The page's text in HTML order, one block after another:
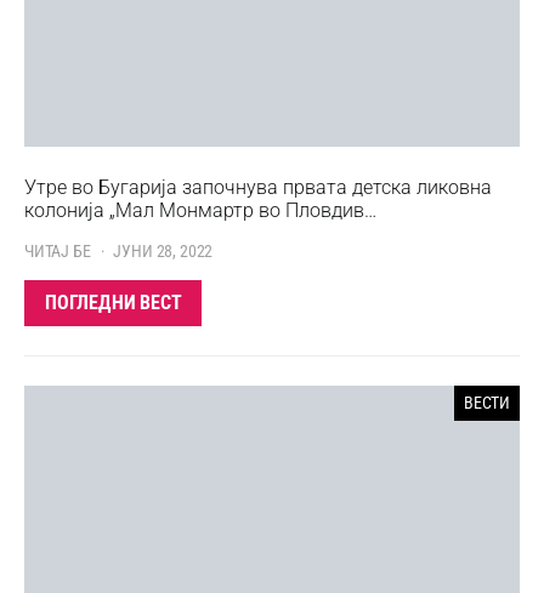
Утре во Бугарија започнува првата детска ликовна
колонија „Мал Монмартр во Пловдив…
ЧИТАЈ БЕ ЈУНИ 28, 2022
ПОГЛЕДНИ ВЕСТ
ВЕСТИ